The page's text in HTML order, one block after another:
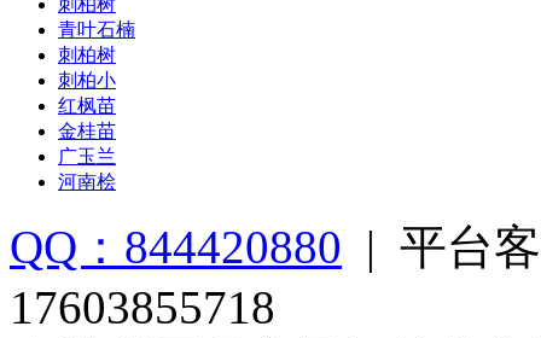
青叶石楠
刺柏树
刺柏小
红枫苗
金桂苗
广玉兰
河南桧
QQ：844420880 | 平台
17603855718